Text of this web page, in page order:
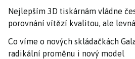
Nejlepším 3D tiskárnám vládne
porovnání vítězí kvalitou, ale
Co víme o nových skládačkách
radikální proměnu i nový model